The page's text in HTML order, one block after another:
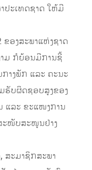
ປະເທດຊາດ ໃຫ້ມີ
ອງສະພາແຫ່ງຊາດ
ມ ກໍຍ້ອນມີການຊີ້
າງພັກ ແລະ ຄະນະ
ຮັບຜິດຊອບສູງຂອງ
ແລະ ຂະແໜງການ
ໜັບສະໜູນຢ່າງ
ສະມາຊິກສະພາ